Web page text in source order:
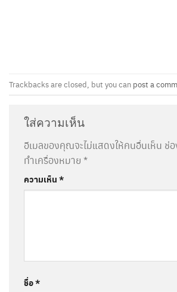
Trackbacks are closed, but you can post a
ใส่ความเห็น
อีเมลของคุณจะไม่แสดงให้คนอื่นเห็น ช่
ทำเครื่องหมาย *
ความเห็น*
ชื่อ*